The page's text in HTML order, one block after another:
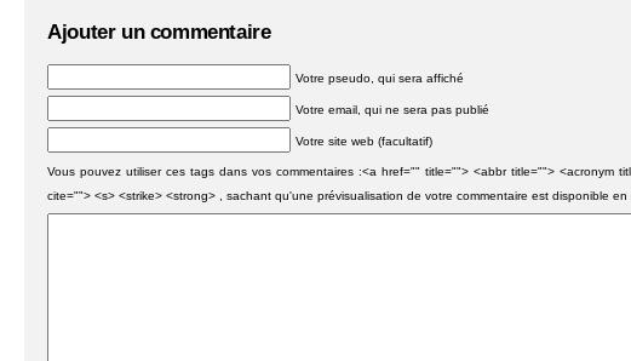
Ajouter un commentaire
Votre pseudo, qui sera affiché
Votre email, qui ne sera pas publié
Votre site web (facultatif)
Vous pouvez utiliser ces tags dans vos commentaires :<a href="" title=""> <abbr title=""> <acronym
cite=""> <s> <strike> <strong> , sachant qu'une prévisualisation de votre commentaire est disponible